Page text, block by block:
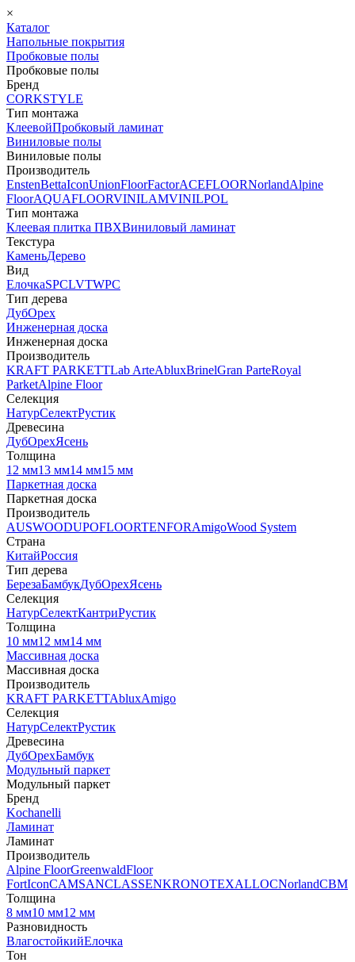
×
Каталог
Напольные покрытия
Пробковые полы
Пробковые полы
Бренд
CORKSTYLE
Тип монтажа
КлеевойПробковый ламинат
Виниловые полы
Виниловые полы
Производитель
EnstenBettaIconUnionFloorFactorACEFLOORNorlandAlpine
FloorAQUAFLOORVINILAMVINILPOL
Тип монтажа
Клеевая плитка ПВХВиниловый ламинат
Текстура
КаменьДерево
Вид
ЕлочкаSPCLVTWPC
Тип дерева
ДубОрех
Инженерная доска
Инженерная доска
Производитель
KRAFT PARKETTLab ArteAbluxBrinelGran ParteRoyal
ParketAlpine Floor
Селекция
НатурСелектРустик
Древесина
ДубОрехЯсень
Толщина
12 мм13 мм14 мм15 мм
Паркетная доска
Паркетная доска
Производитель
AUSWOODUPOFLOORTENFORAmigoWood System
Страна
КитайРоссия
Тип дерева
БерезаБамбукДубОрехЯсень
Селекция
НатурСелектКантриРустик
Толщина
10 мм12 мм14 мм
Массивная доска
Массивная доска
Производитель
KRAFT PARKETTAbluxAmigo
Селекция
НатурСелектРустик
Древесина
ДубОрехБамбук
Модульный паркет
Модульный паркет
Бренд
Kochanelli
Ламинат
Ламинат
Производитель
Alpine FloorGreenwaldFloor
FortIconCAMSANCLASSENKRONOTEXALLOCNorlandCBM
Толщина
8 мм10 мм12 мм
Разновидность
ВлагостойкийЕлочка
Тон